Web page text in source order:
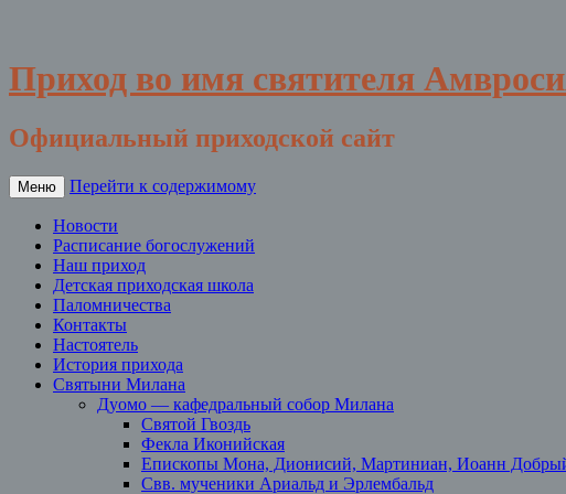
Приход во имя святителя
Официальный приходской сайт
Меню Перейти к содержимому
Новости
Расписание богослужений
Наш приход
Детская приходская школа
Паломничества
Контакты
Настоятель
История прихода
Святыни Милана
Дуомо — кафедральный собор Милана
Святой Гвоздь
Фекла Иконийская
Епископы Мона, Дионисий, Мартиниан, Иоанн
Свв. мученики Ариальд и Эрлембальд